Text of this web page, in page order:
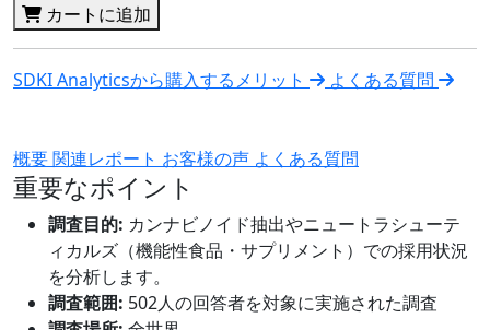
カートに追加
SDKI Analyticsから購入するメリット よくある質問
概要関連レポート お客様の声 よくある質問
重要なポイント
調査目的: カンナビノイド抽出やニュートラシューテ
ィカルズ（機能性食品・サプリメント）での採用状況
を分析します。
調査範囲: 502人の回答者を対象に実施された調査